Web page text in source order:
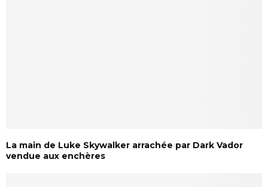
La main de Luke Skywalker arrachée par Dark Vador
vendue aux enchères